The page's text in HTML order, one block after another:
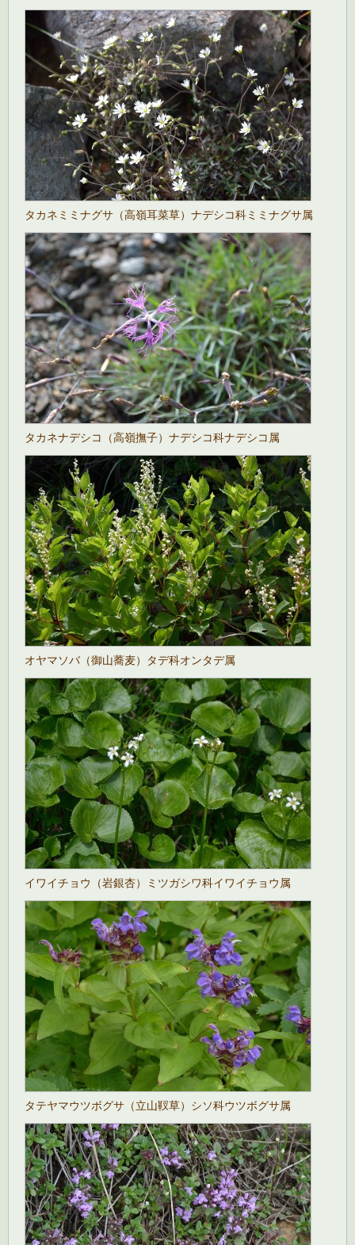
タカネミミナグサ（高嶺耳菜草）ナデシコ科ミミナグサ属
タカネナデシコ（高嶺撫子）ナデシコ科ナデシコ属
オヤマソバ（御山蕎麦）タデ科オンタデ属
イワイチョウ（岩銀杏）ミツガシワ科イワイチョウ属
タテヤマウツボグサ（立山靫草）シソ科ウツボグサ属